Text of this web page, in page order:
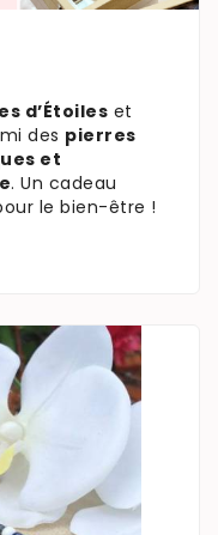
d’Étoiles et
des pierres
et
. Un cadeau
le bien-être !